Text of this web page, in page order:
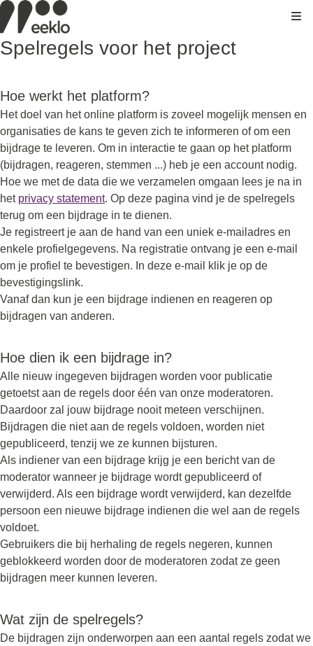
Spelregels voor het project
Hoe werkt het platform?
Het doel van het online platform is zoveel mogelijk mensen en
organisaties de kans te geven zich te informeren of om een
bijdrage te leveren. Om in interactie te gaan op het platform
(bijdragen, reageren, stemmen ...) heb je een account nodig.
Hoe we met de data die we verzamelen omgaan lees je na in
het privacy statement. Op deze pagina vind je de spelregels
terug om een bijdrage in te dienen.
Je registreert je aan de hand van een uniek e-mailadres en
enkele profielgegevens. Na registratie ontvang je een e-mail
om je profiel te bevestigen. In deze e-mail klik je op de
bevestigingslink.
Vanaf dan kun je een bijdrage indienen en reageren op
bijdragen van anderen.
Hoe dien ik een bijdrage in?
Alle nieuw ingegeven bijdragen worden voor publicatie
getoetst aan de regels door één van onze moderatoren.
Daardoor zal jouw bijdrage nooit meteen verschijnen.
Bijdragen die niet aan de regels voldoen, worden niet
gepubliceerd, tenzij we ze kunnen bijsturen.
Als indiener van een bijdrage krijg je een bericht van de
moderator wanneer je bijdrage wordt gepubliceerd of
verwijderd. Als een bijdrage wordt verwijderd, kan dezelfde
persoon een nieuwe bijdrage indienen die wel aan de regels
voldoet.
Gebruikers die bij herhaling de regels negeren, kunnen
geblokkeerd worden door de moderatoren zodat ze geen
bijdragen meer kunnen leveren.
Wat zijn de spelregels?
De bijdragen zijn onderworpen aan een aantal regels zodat we